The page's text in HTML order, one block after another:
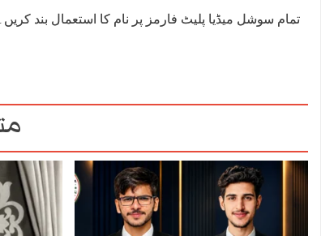
تمام سوشل میڈیا پلیٹ فارمز پر نام کا استعمال بند کریں۔